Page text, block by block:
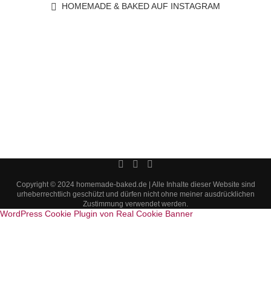
HOMEMADE & BAKED AUF INSTAGRAM
Copyright © 2024 homemade-baked.de | Alle Inhalte dieser Website sind
urheberrechtlich geschützt und dürfen nicht ohne meiner ausdrücklichen
Zustimmung verwendet werden.
WordPress Cookie Plugin von Real Cookie Banner